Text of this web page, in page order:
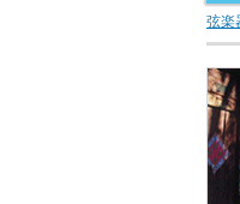
弦楽